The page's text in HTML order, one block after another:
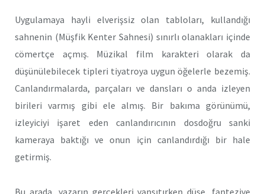
Uygulamaya hayli elverişsiz olan tabloları, kullandığı
sahnenin (Müşfik Kenter Sahnesi) sınırlı olanakları içinde
cömertçe açmış. Müzikal film karakteri olarak da
düşünülebilecek tipleri tiyatroya uygun öğelerle bezemiş.
Canlandırmalarda, parçaları ve dansları o anda izleyen
birileri varmış gibi ele almış. Bir bakıma görünümü,
izleyiciyi işaret eden canlandırıcının dosdoğru sanki
kameraya baktığı ve onun için canlandırdığı bir hale
getirmiş.
Bu arada, yazarın gerçekleri yansıtırken düşe, fanteziye